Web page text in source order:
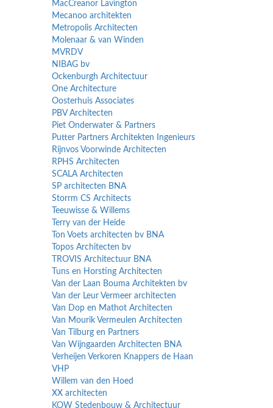
MacCreanor Lavington
Mecanoo architekten
Metropolis Architecten
Molenaar & van Winden
MVRDV
NIBAG bv
Ockenburgh Architectuur
One Architecture
Oosterhuis Associates
PBV Architecten
Piet Onderwater & Partners
Putter Partners Architekten Ingenieurs
Rijnvos Voorwinde Architecten
RPHS Architecten
SCALA Architecten
SP architecten BNA
Storrm CS Architects
Teeuwisse & Willems
Terry van der Heide
Ton Voets architecten bv BNA
Topos Architecten bv
TROVIS Architectuur BNA
Tuns en Horsting Architecten
Van der Laan Bouma Architekten bv
Van der Leur Vermeer architecten
Van Dop en Mathot Architecten
Van Mourik Vermeulen Architecten
Van Tilburg en Partners
Van Wijngaarden Architecten BNA
Verheijen Verkoren Knappers de Haan
VHP
Willem van den Hoed
XX architecten
KOW Stedenbouw & Architectuur